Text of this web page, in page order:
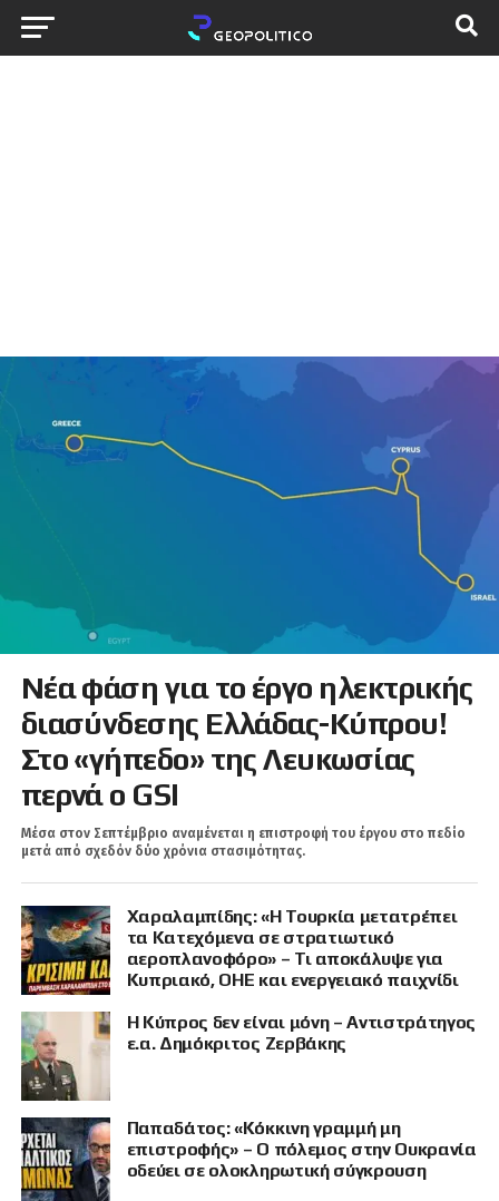
Νέα φάση για το έργο ηλεκτρικής
διασύνδεσης Ελλάδας-Κύπρου!
Στο «γήπεδο» της Λευκωσίας
περνά ο GSI
Μέσα στον Σεπτέμβριο αναμένεται η επιστροφή του έργου στο πεδίο
μετά από σχεδόν δύο χρόνια στασιμότητας.
Χαραλαμπίδης: «Η Τουρκία μετατρέπει
τα Κατεχόμενα σε στρατιωτικό
αεροπλανοφόρο» – Τι αποκάλυψε για
Κυπριακό, ΟΗΕ και ενεργειακό παιχνίδι
Η Κύπρος δεν είναι μόνη – Αντιστράτηγος
ε.α. Δημόκριτος Ζερβάκης
Παπαδάτος: «Κόκκινη γραμμή μη
επιστροφής» – Ο πόλεμος στην Ουκρανία
οδεύει σε ολοκληρωτική σύγκρουση